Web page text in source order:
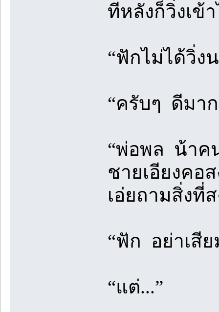
ทีหลังก็วิ่งเข้
“ฟักไม่ได้วิ่ง
“ครับๆ ดีมา
“พ่อพล น้าค
ชายเอียงคอ
เอ่ยถามสิ่งที่
“ฟัก อย่าเสี
“แต่...”